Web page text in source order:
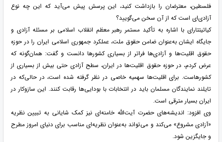
فلسطین، معترضان را بازداشت کنید، این پرسش پیش می‌آید که این چه نوع
آزادی‌ای است که از آن سخن می‌گویید؟
کیاتیتتارای با اشاره به تأکید مستمر رهبر معظم انقلاب اسلامی بر مسئله آزادی و
جایگاه ایشان به‌عنوان ضامن حقوق ملت، عملکرد جمهوری اسلامی ایران را در حوزه
حقوق اقلیت‌ها و آزادی‌ها فراتر از بسیاری کشورها دانست و گفت: همان‌گونه که
عرض کردم، در حوزه حقوق اقلیت‌ها در ایران، سطح آزادی حتی بیش از بسیاری از
کشورهاست. برای اقلیت‌ها سهمیه خاصی در نظر گرفته شده است، در حالی‌که در
تایلند نمایندگان مسلمان باید در انتخابات با بودایی‌ها رقابت کنند. این سازوکار در
ایران بسیار مترقی است.
وی افزود: اندیشه‌های حضرت آیت‌الله خامنه‌ای نیز کمک شایانی به تبیین نظریه
«آزادی مشروع» می‌کند و می‌تواند به‌عنوان نظریه‌ای مناسب برای دنیای امروز مطرح
و جایگزین شود.